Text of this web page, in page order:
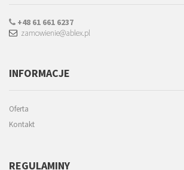
+48 61 661 6237
zamowienie@ablex.pl
INFORMACJE
Oferta
Kontakt
REGULAMINY